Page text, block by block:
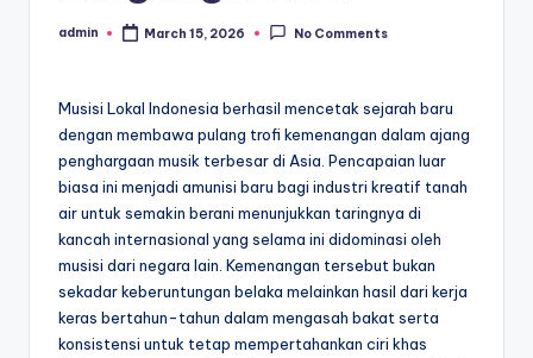
Posted
admin March 15, 2026 No Comments
Musisi Lokal Indonesia berhasil mencetak sejarah baru
dengan membawa pulang trofi kemenangan dalam ajang
penghargaan musik terbesar di Asia. Pencapaian luar
biasa ini menjadi amunisi baru bagi industri kreatif tanah
air untuk semakin berani menunjukkan taringnya di
kancah internasional yang selama ini didominasi oleh
musisi dari negara lain. Kemenangan tersebut bukan
sekadar keberuntungan belaka melainkan hasil dari kerja
keras bertahun-tahun dalam mengasah bakat serta
konsistensi untuk tetap mempertahankan ciri khas